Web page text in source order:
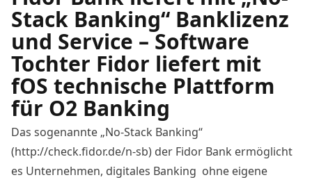
Stack Banking“ Banklizenz
und Service – Software
Tochter Fidor liefert mit
fOS technische Plattform
für O2 Banking
Das sogenannte „No-Stack Banking“
(http://check.fidor.de/n-sb) der Fidor Bank ermöglicht
es Unternehmen, digitales Banking ohne eigene